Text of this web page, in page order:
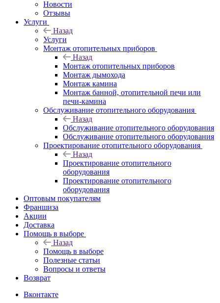
Новости
Отзывы
Услуги
Назад
Услуги
Монтаж отопительных приборов
Назад
Монтаж отопительных приборов
Монтаж дымохода
Монтаж камина
Монтаж банной, отопительной печи или
печи-камина
Обслуживание отопительного оборудования
Назад
Обслуживание отопительного оборудования
Обслуживание отопительного оборудования
Проектирование отопительного оборудования
Назад
Проектирование отопительного
оборудования
Проектирование отопительного
оборудования
Оптовым покупателям
Франшиза
Акции
Доставка
Помощь в выборе
Назад
Помощь в выборе
Полезные статьи
Вопросы и ответы
Возврат
Вконтакте